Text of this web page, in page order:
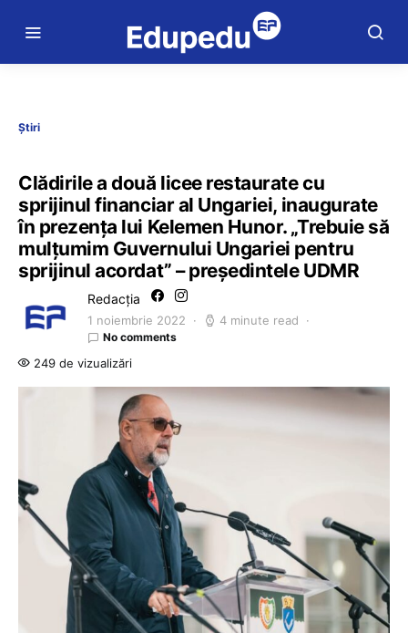
Știri
Clădirile a două licee restaurate cu
sprijinul financiar al Ungariei, inaugurate
în prezența lui Kelemen Hunor. „Trebuie să
mulțumim Guvernului Ungariei pentru
sprijinul acordat” – președintele UDMR
Redacția
1 noiembrie 2022 4 minute read
No comments
249 de vizualizări